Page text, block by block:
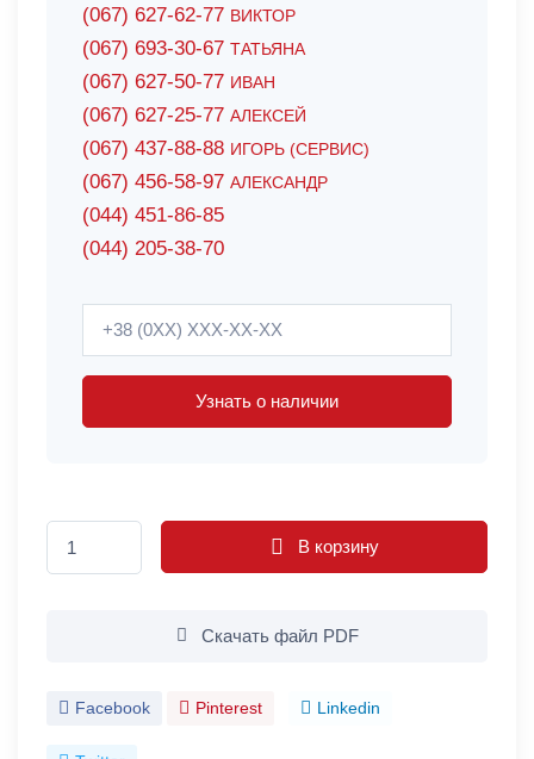
(067) 627-62-77 ВИКТОР
(067) 693-30-67 ТАТЬЯНА
(067) 627-50-77 ИВАН
(067) 627-25-77 АЛЕКСЕЙ
(067) 437-88-88 ИГОРЬ (СЕРВИС)
(067) 456-58-97 АЛЕКСАНДР
(044) 451-86-85
(044) 205-38-70
Узнать о наличии
В корзину
Скачать файл PDF
Facebook Pinterest Linkedin